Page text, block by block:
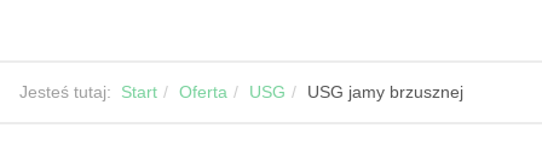
Jesteś tutaj: Start Oferta USG USG jamy brzusznej